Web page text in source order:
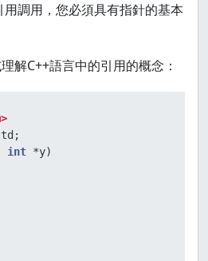
用調用，您必須具有指針的基本
解C++語言中的引用的概念：
int *y)